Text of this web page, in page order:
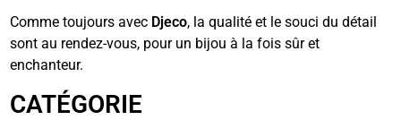
Comme toujours avec Djeco, la qualité et le souci du détail
sont au rendez-vous, pour un bijou à la fois sûr et
enchanteur.
CATÉGORIE